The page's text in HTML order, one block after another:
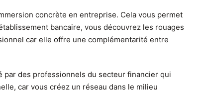
concrète en entreprise. Cela vous permet
bancaire, vous découvrez les rouages
car elle offre une complémentarité entre
par des professionnels du secteur financier qui
car vous créez un réseau dans le milieu